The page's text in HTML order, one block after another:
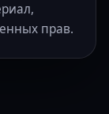
прав.